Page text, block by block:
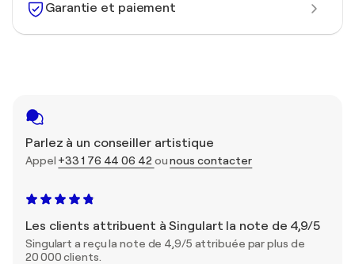
Garantie et paiement
Parlez à un conseiller artistique
Appel +33 1 76 44 06 42 ounous contacter
Les clients attribuent à Singulart la note de 4,9/5
Singulart a reçu la note de 4,9/5 attribuée par plus de
20 000 clients.